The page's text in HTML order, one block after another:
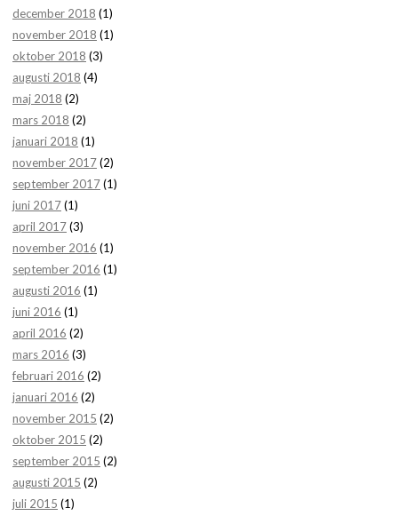
december 2018 (1)
november 2018 (1)
oktober 2018 (3)
augusti 2018 (4)
maj 2018 (2)
mars 2018 (2)
januari 2018 (1)
november 2017(2)
september 2017(1)
juni 2017(1)
april 2017(3)
november 2016 (1)
september 2016 (1)
augusti 2016 (1)
juni 2016 (1)
april 2016 (2)
mars 2016 (3)
februari 2016 (2)
januari 2016 (2)
november 2015 (2)
oktober 2015 (2)
september 2015 (2)
augusti 2015 (2)
juli 2015 (1)